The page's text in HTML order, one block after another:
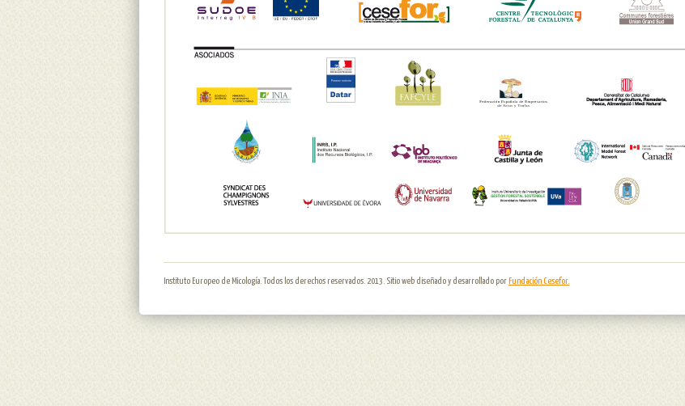
Instituto Europeo de Micología. Todos los derechos reservados. 2013. Sitio web diseñado y desarrollado porFundación Cesefor.